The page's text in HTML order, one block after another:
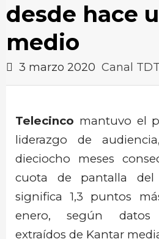
desde hace
medio
3 marzo 2020 Canal TDT
Telecinco mantuvo el
liderazgo de
dieciocho meses
cuota de pantalla
significa 1,3 puntos
enero, según datos
extraídos de Kantar